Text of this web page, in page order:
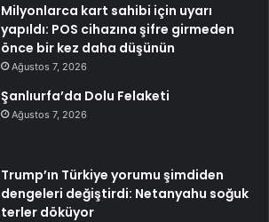
Milyonlarca kart sahibi için uyarı
yapıldı: POS cihazına şifre girmeden
önce bir kez daha düşünün
Ağustos 7, 2026
Şanlıurfa’da Dolu Felaketi
Ağustos 7, 2026
Trump’ın Türkiye yorumu şimdiden
dengeleri değiştirdi: Netanyahu soğuk
terler döküyor